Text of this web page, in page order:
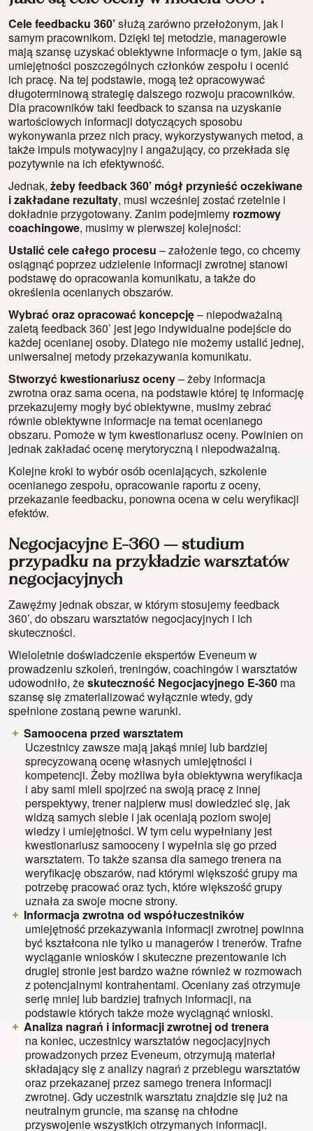
Cele feedbacku 360’służą zarówno przełożonym, jak i
samym pracownikom. Dzięki tej metodzie, managerowie
mają szansę uzyskać obiektywne informacje o tym, jakie są
umiejętności poszczególnych członków zespołu i ocenić
ich pracę. Na tej podstawie, mogą też opracowywać
długoterminową strategię dalszego rozwoju pracowników.
Dla pracowników taki feedback to szansa na uzyskanie
wartościowych informacji dotyczących sposobu
wykonywania przez nich pracy, wykorzystywanych metod, a
także impuls motywacyjny i angażujący, co przekłada się
pozytywnie na ich efektywność.
Jednak, żeby feedback 360’ mógł przynieść oczekiwane
i zakładane rezultaty, musi wcześniej zostać rzetelnie i
dokładnie przygotowany. Zanim podejmiemy rozmowy
coachingowe, musimy w pierwszej kolejności:
Ustalić cele całego procesu – założenie tego, co chcemy
osiągnąć poprzez udzielenie informacji zwrotnej stanowi
podstawę do opracowania komunikatu, a także do
określenia ocenianych obszarów.
Wybrać oraz opracować koncepcję– niepodważalną
zaletą feedback 360’ jest jego indywidualne podejście do
każdej ocenianej osoby. Dlatego nie możemy ustalić jednej,
uniwersalnej metody przekazywania komunikatu.
Stworzyć kwestionariusz oceny– żeby informacja
zwrotna oraz sama ocena, na podstawie której tę informację
przekazujemy mogły być obiektywne, musimy zebrać
równie obiektywne informacje na temat ocenianego
obszaru. Pomoże w tym kwestionariusz oceny. Powinien on
jednak zakładać ocenę merytoryczną i niepodważalną.
Kolejne kroki to wybór osób oceniających, szkolenie
ocenianego zespołu, opracowanie raportu z oceny,
przekazanie feedbacku, ponowna ocena w celu weryfikacji
efektów.
Negocjacyjne E-360 – studium
przypadku na przykładzie warsztatów
negocjacyjnych
Zawęźmy jednak obszar, w którym stosujemy feedback
360’, do obszaru warsztatów negocjacyjnych i ich
skuteczności.
Wieloletnie doświadczenie ekspertów Eveneum w
prowadzeniu szkoleń, treningów, coachingów i warsztatów
udowodniło, żeskuteczność Negocjacyjnego E-360 ma
szansę się zmaterializować wyłącznie wtedy, gdy
spełnione zostaną pewne warunki.
Samoocena przed warsztatem
Uczestnicy zawsze mają jakąś mniej lub bardziej
sprecyzowaną ocenę własnych umiejętności i
kompetencji. Żeby możliwa była obiektywna weryfikacja
i aby sami mieli spojrzeć na swoją pracę z innej
perspektywy, trener najpierw musi dowiedzieć się, jak
widzą samych siebie i jak oceniają poziom swojej
wiedzy i umiejętności. W tym celu wypełniany jest
kwestionariusz samooceny i wypełnia się go przed
warsztatem. To także szansa dla samego trenera na
weryfikację obszarów, nad którymi większość grupy ma
potrzebę pracować oraz tych, które większość grupy
uznała za swoje mocne strony.
Informacja zwrotna od współuczestników
umiejętność przekazywania informacji zwrotnej powinna
być kształcona nie tylko u managerów i trenerów. Trafne
wyciąganie wniosków i skuteczne prezentowanie ich
drugiej stronie jest bardzo ważne również w rozmowach
z potencjalnymi kontrahentami. Oceniany zaś otrzymuje
serię mniej lub bardziej trafnych informacji, na
podstawie których także może wyciągnąć wnioski.
Analiza nagrań i informacji zwrotnej od trenera
na koniec, uczestnicy warsztatów negocjacyjnych
prowadzonych przez Eveneum, otrzymują materiał
składający się z analizy nagrań z przebiegu warsztatów
oraz przekazanej przez samego trenera informacji
zwrotnej. Gdy uczestnik warsztatu znajdzie się już na
neutralnym gruncie, ma szansę na chłodne
przyswojenie wszystkich otrzymanych informacji.